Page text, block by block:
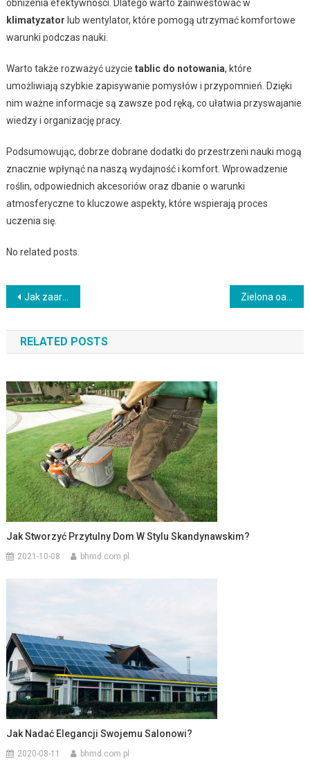
obniżenia efektywności. Dlatego warto zainwestować w
klimatyzator lub wentylator, które pomogą utrzymać komfortowe
warunki podczas nauki.
Warto także rozważyć użycie tablic do notowania, które
umożliwiają szybkie zapisywanie pomysłów i przypomnień. Dzięki
nim ważne informacje są zawsze pod ręką, co ułatwia przyswajanie
wiedzy i organizację pracy.
Podsumowując, dobrze dobrane dodatki do przestrzeni nauki mogą
znacznie wpłynąć na naszą wydajność i komfort. Wprowadzenie
roślin, odpowiednich akcesoriów oraz dbanie o warunki
atmosferyczne to kluczowe aspekty, które wspierają proces
uczenia się.
No related posts.
Nawigacja
wpisu
Jak zaaranżować stylową i ergonomiczną przestrzeń do pracy w biurze
RELATED POSTS
Jak Stworzyć Przytulny Dom W Stylu Skandynawskim?
2021-10-08 bhmd.com.pl
Jak Nadać Elegancji Swojemu Salonowi?
2020-08-11 bhmd.com.pl